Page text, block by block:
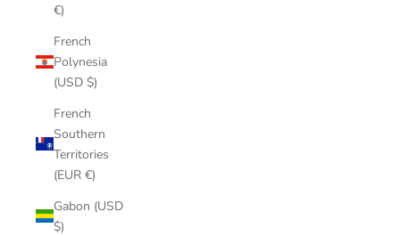
€)
French
Polynesia
(USD $)
French
Southern
Territories
(EUR €)
Gabon (USD
$)